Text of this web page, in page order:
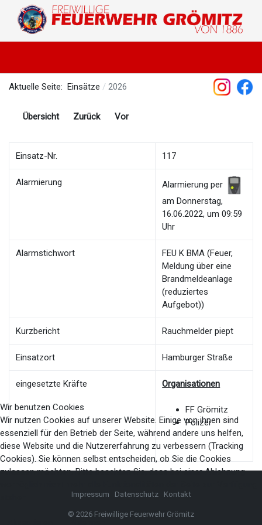
Aktuelle Seite: Einsätze 2026
Übersicht Zurück Vor
Einsatz-Nr. 117
Alarmierung
Alarmierung per
am Donnerstag,
16.06.2022, um 09:59
Uhr
Alarmstichwort
FEU K BMA (Feuer,
Meldung über eine
Brandmeldeanlage
(reduziertes
Aufgebot))
Kurzbericht Rauchmelder piept
Einsatzort Hamburger Straße
eingesetzte Kräfte Organisationen
FF Grömitz
Polizei
Impressum Datenschutz Kontakt
© 2026 Freiwillige Feuerwehr Grömitz
Wir benutzen Cookies
Wir nutzen Cookies auf unserer Website. Einige von ihnen sind
essenziell für den Betrieb der Seite, während andere uns helfen,
diese Website und die Nutzererfahrung zu verbessern (Tracking
Cookies). Sie können selbst entscheiden, ob Sie die Cookies
zulassen möchten. Bitte beachten Sie, dass bei einer Ablehnung